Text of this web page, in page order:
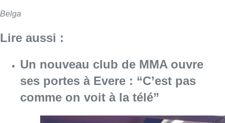
Belga
Lire aussi :
Un nouveau club de MMA ouvre
ses portes à Evere : “C’est pas
comme on voit à la télé”